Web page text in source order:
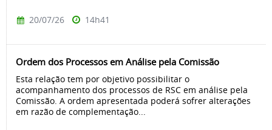
20/07/26 14h41
Ordem dos Processos em Análise pela Comissão
Esta relação tem por objetivo possibilitar o
acompanhamento dos processos de RSC em análise pela
Comissão. A ordem apresentada poderá sofrer alterações
em razão de complementação...